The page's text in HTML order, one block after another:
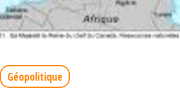
Géopolitique